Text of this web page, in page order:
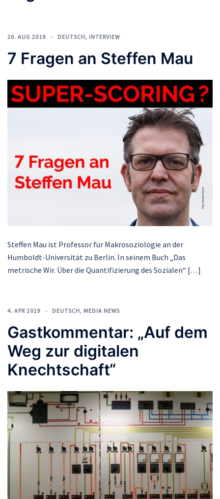
26. AUG 2019 DEUTSCH, INTERVIEW
7 Fragen an Steffen Mau
Steffen Mau ist Professor für Makrosoziologie an der
Humboldt-Universität zu Berlin. In seinem Buch „Das
metrische Wir. Über die Quantifizierung des Sozialen“ […]
4. APR 2019 DEUTSCH, MEDIA NEWS
Gastkommentar: „Auf dem
Weg zur digitalen
Knechtschaft“